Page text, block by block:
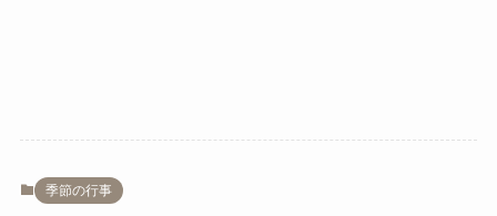
季節の行事